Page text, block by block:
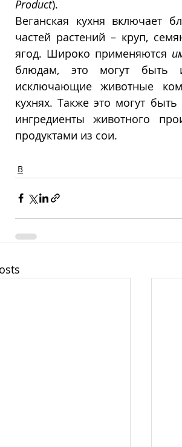
Product).
Веганская кухня включает
частей растений – круп,
ягод. Широко применяются
блюдам, это могут быть
исключающие животные
кухнях. Также это могут
ингредиенты животного
продуктами из сои.
В